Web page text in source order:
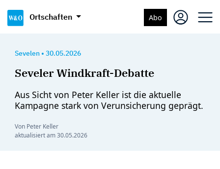
Ortschaften Abo
Sevelen • 30.05.2026
Seveler Windkraft-Debatte
Aus Sicht von Peter Keller ist die aktuelle
Kampagne stark von Verunsicherung geprägt.
Von Peter Keller
aktualisiert am30.05.2026